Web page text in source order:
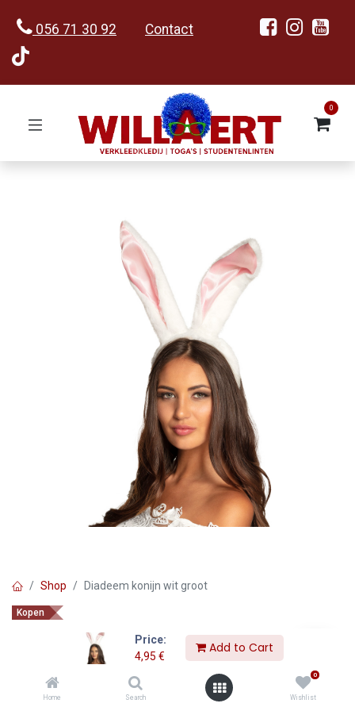
Price:
4,95 €
Add to Cart
Home Search
0
Wishlist
056 71 30 92 Contact
0
Shop Diadeem konijn wit groot
Kopen
Diadeem konijn wit groot